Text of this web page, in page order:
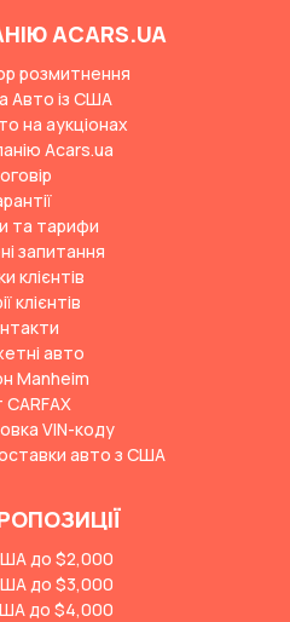
ACARS.UA
розмитнення
Авто із США
на аукціонах
Acars.ua
та тарифи
запитання
клієнтів
клієнтів
авто
Manheim
CARFAX
VIN-коду
авто з США
до $2,000
до $3,000
до $4,000